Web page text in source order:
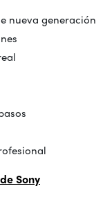
nueva generación
Sony